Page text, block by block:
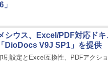
シウス、Excel/PDF対応ド
「DioDocs V9J SP1」を提供
刷設定とExcel互換性、PDFアクシ